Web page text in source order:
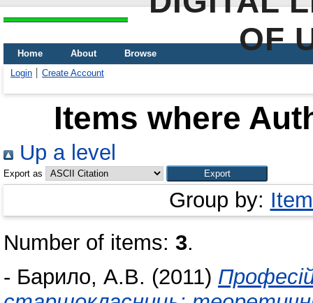
OF
Home About
Browse
Login
Create Account
Items where
Up a level
Export as
Group by:
Number of items: 3.
- Барило, А.В. (2011)